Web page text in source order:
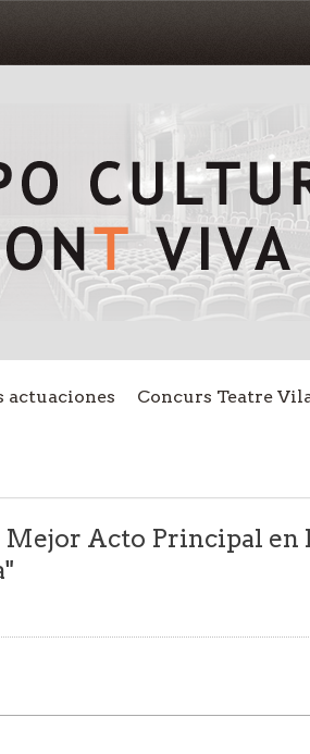
actuaciones Concurs Teatre
Mejor Acto Principal